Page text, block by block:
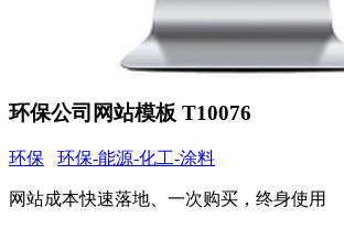
环保公司网站模板 T10076
环保 环保-能源-化工-涂料
网站成本快速落地、一次购买，终身使用